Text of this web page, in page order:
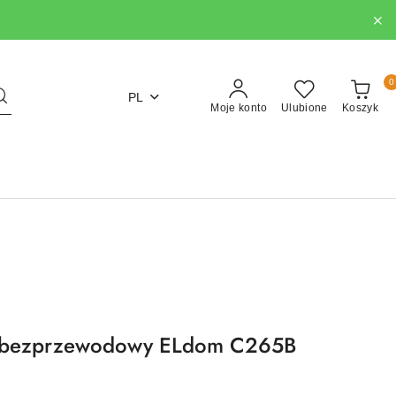
PL
Moje konto Ulubione Koszyk
0
ELdom C265B